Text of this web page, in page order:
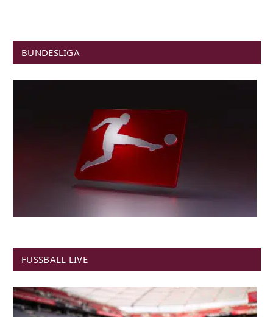
BUNDESLIGA
FUSSBALL LIVE